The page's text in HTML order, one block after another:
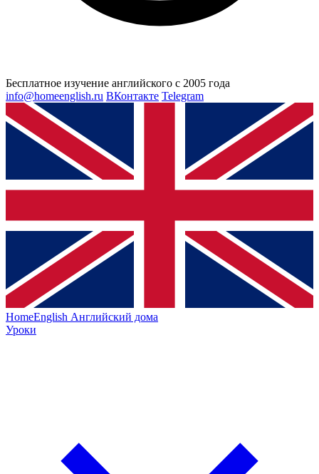
Бесплатное изучение английского с 2005 года
info@homeenglish.ru ВКонтакте Telegram
HomeEnglish Английский дома
Уроки